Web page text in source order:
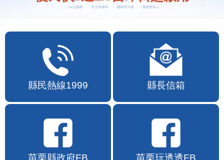
縣民熱線1999 縣長信箱
苗栗縣政府FB 苗栗玩透透FB